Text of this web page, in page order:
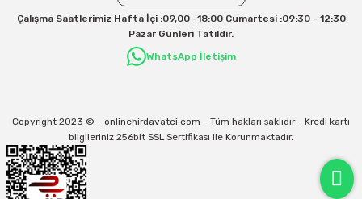
Çalışma Saatlerimiz Hafta İçi :09,00 -18:00 Cumartesi :09:30 - 12:30
Pazar Günleri Tatildir.
WhatsApp İletişim
Copyright 2023 © - onlinehirdavatci.com - Tüm hakları saklıdır - Kredi kartı
bilgileriniz 256bit SSL Sertifikası ile Korunmaktadır.